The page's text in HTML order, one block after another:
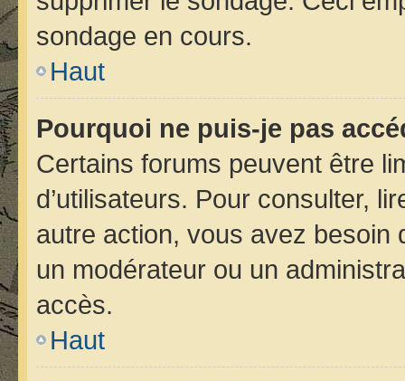
sondage en cours.
Haut
Pourquoi ne puis-je pas
Certains forums peuvent être
d’utilisateurs. Pour consulter,
autre action, vous avez besoin
un modérateur ou un
accès.
Haut